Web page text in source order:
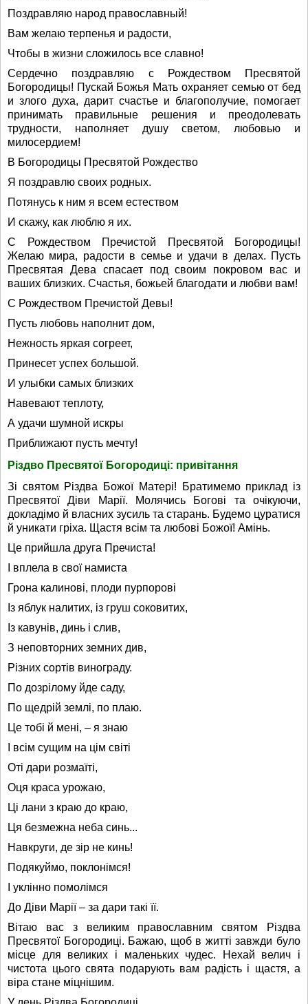
Поздравляю народ православный!
Вам желаю терпенья и радости,
Чтобы в жизни сложилось все славно!
Сердечно поздравляю с Рождеством Пресвятой
Богородицы! Пускай Божья Мать охраняет семью от бед
и злого духа, дарит счастье и благополучие, помогает
принимать правильные решения и преодолевать
трудности, наполняет душу светом, любовью и
милосердием!
В Богородицы Пресвятой Рождество
Я поздравлю своих родных.
Потянусь к ним я всем естеством
И скажу, как люблю я их.
С Рождеством Пречистой Пресвятой Богородицы!
Желаю мира, радости в семье и удачи в делах. Пусть
Пресвятая Дева спасает под своим покровом вас и
ваших близких. Счастья, божьей благодати и любви вам!
С Рождеством Пречистой Девы!
Пусть любовь наполнит дом,
Нежность яркая согреет,
Принесет успех большой.
И улыбки самых близких
Навевают теплоту,
А удачи шумной искры
Приближают пусть мечту!
Різдво Пресвятої Богородиці: привітання
Зі святом Різдва Божої Матері! Братимемо приклад із
Пресвятої Діви Марії. Молячись Богові та очікуючи,
докладімо й власних зусиль та старань. Будемо цуратися
й уникати гріха. Щастя всім та любові Божої! Амінь.
Це прийшла друга Пречиста!
І вплела в свої намиста
Грона калинові, плоди пурпорові
Із яблук налитих, із груш соковитих,
Із кавунів, динь і слив,
З неповторних земних див,
Різних сортів винограду.
По дозрілому йде саду,
По щедрій землі, по плаю.
Це тобі й мені, – я знаю
І всім сущим на цім світі
Оті дари розмаїті,
Оця краса урожаю,
Ці лани з краю до краю,
Ця безмежна неба синь...
Навкруги, де зір не кинь!
Подякуймо, поклонімся!
І уклінно помолімся
До Діви Марії – за дари такі її.
Вітаю вас з великим православним святом Різдва
Пресвятої Богородиці. Бажаю, щоб в житті завжди було
місце для великих і маленьких чудес. Нехай велич і
чистота цього свята подарують вам радість і щастя, а
віра стане міцнішим.